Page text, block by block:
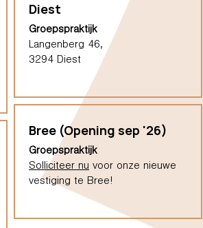
Diest
Groepspraktijk
Langenberg 46,
3294 Diest
Bree (Opening sep '26)
Groepspraktijk
Solliciteer nu voor onze nieuwe
vestiging te Bree!